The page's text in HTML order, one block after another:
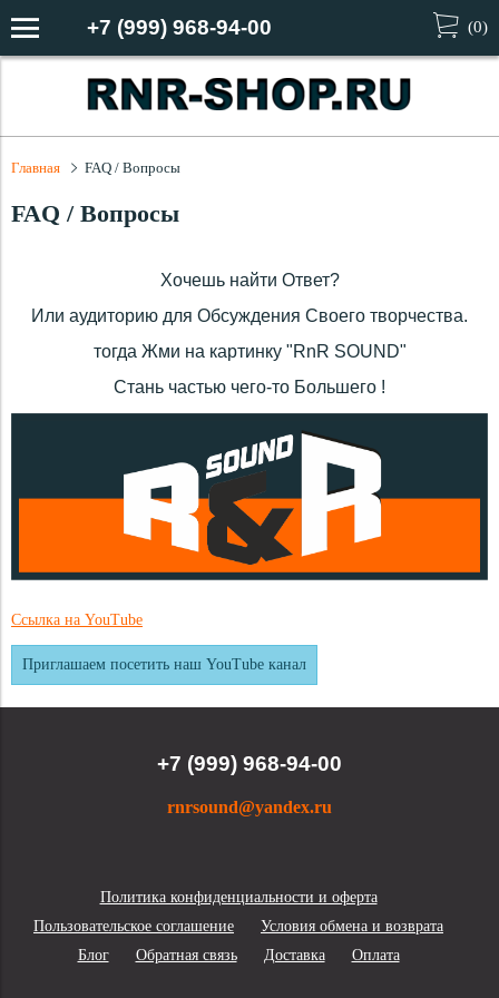
+7 (999) 968-94-00 (0)
Главная FAQ / Вопросы
FAQ / Вопросы
Хочешь найти Ответ?
Или аудиторию для Обсуждения Своего творчества.
тогда Жми на картинку "RnR SOUND"
Стань частью чего-то Большего !
Ссылка на YouTube
Приглашаем посетить наш YouTube канал
+7 (999) 968-94-00
rnrsound@yandex.ru
Политика конфиденциальности и оферта
Пользовательское соглашение
Условия обмена и возврата
Блог
Обратная связь Доставка Оплата